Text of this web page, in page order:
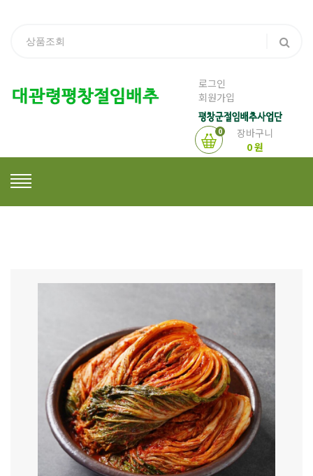
로그인
회원가입
0
장바구니
0 원